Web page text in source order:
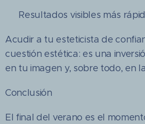
✔️ Resultados visibles más
Acudir a tu esteticista de
cuestión estética: es una
en tu imagen y, sobre todo, en
Conclusión
El final del verano es el